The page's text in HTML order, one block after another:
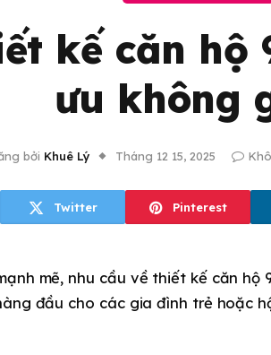
kế căn hộ
ưu không
bởi Khuê Lý Tháng 12 15, 2025
Twitter Pinterest
mẽ, nhu cầu về thiết kế căn hộ
đầu cho các gia đình trẻ hoặc